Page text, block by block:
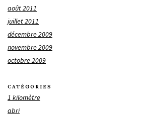
août 2011
juillet 2011
décembre 2009
novembre 2009
octobre 2009
CATÉGORIES
1 kilomètre
abri